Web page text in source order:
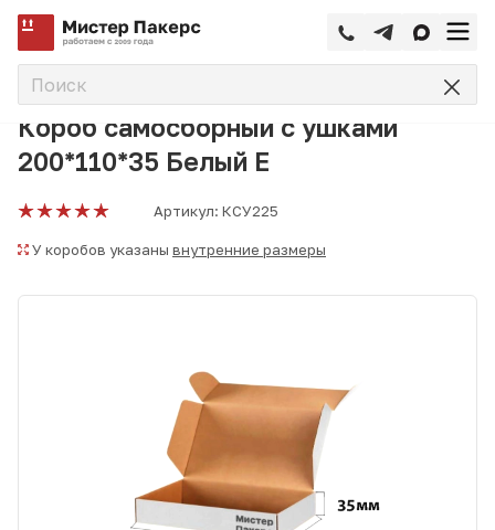
Главная
Короб самосборный с ушками
200*110*35 Белый Е
Артикул: КСУ225
У коробов указаны внутренние размеры